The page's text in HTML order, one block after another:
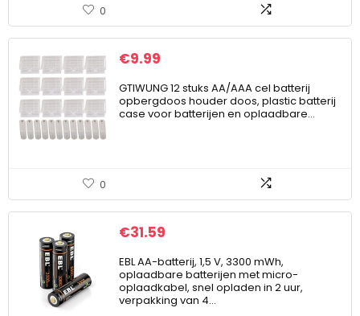
0
€9.99
GTIWUNG 12 stuks AA/AAA cel batterij
opbergdoos houder doos, plastic batterij
case voor batterijen en oplaadbare…
0
€31.59
EBL AA-batterij, 1,5 V, 3300 mWh,
oplaadbare batterijen met micro-
oplaadkabel, snel opladen in 2 uur,
verpakking van 4…